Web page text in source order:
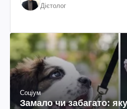
Дієтолог
Соціум
Замало чи забагато: яку